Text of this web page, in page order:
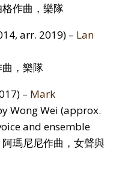
作曲， 樂隊
arr. 2019) – Lan
，樂隊
– Mark
Wong Wei (approx.
and ensemble
瑪尼尼作曲 ，女聲與